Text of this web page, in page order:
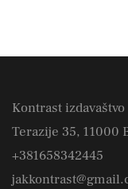
Kontrast izdavaštvo
Terazije 35, 11000
+381658342445